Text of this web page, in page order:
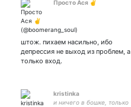
Просто Ася ✌
штож. пихаем насильно, ибо
депрессия не выход из проблем, а
только вход.
kristinka
и ничего в бошке, только